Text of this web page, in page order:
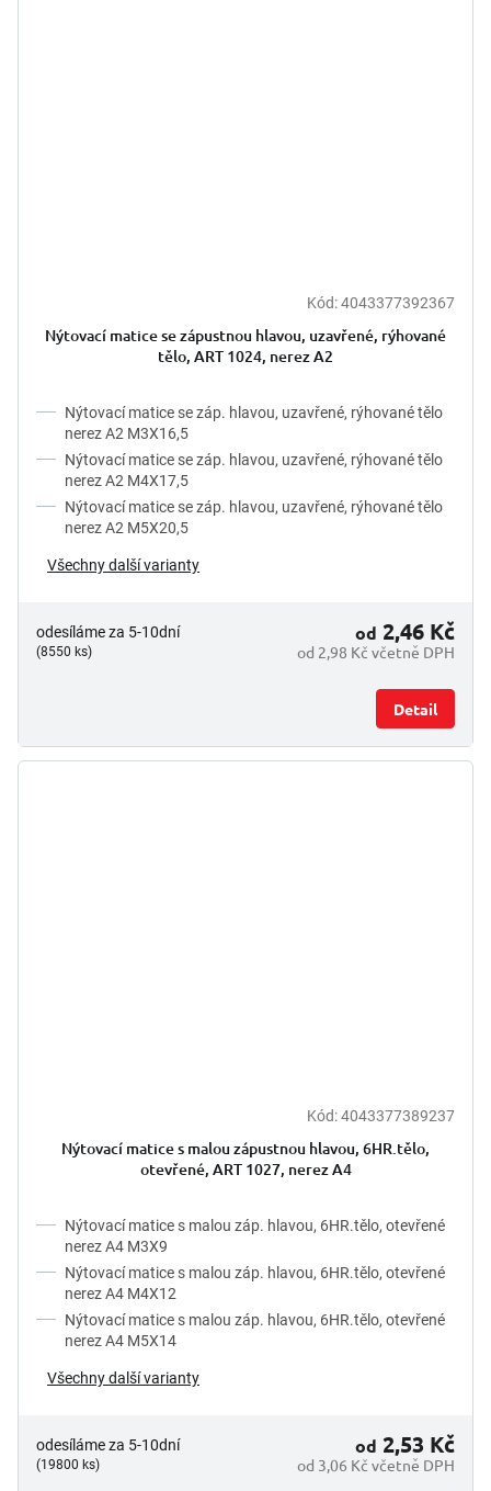
Kód:4043377392367
Nýtovací matice se zápustnou hlavou, uzavřené, rýhované
tělo, ART 1024, nerez A2
Nýtovací matice se záp. hlavou, uzavřené, rýhované tělo
nerez A2 M3X16,5
Nýtovací matice se záp. hlavou, uzavřené, rýhované tělo
nerez A2 M4X17,5
Nýtovací matice se záp. hlavou, uzavřené, rýhované tělo
nerez A2 M5X20,5
Všechny další varianty
odesíláme za 5-10dní
(8550 ks) od 2,98 Kč včetně DPH
od 2,46 Kč
Detail
Kód:4043377389237
Nýtovací matice s malou zápustnou hlavou, 6HR.tělo,
otevřené, ART 1027, nerez A4
Nýtovací matice s malou záp. hlavou, 6HR.tělo, otevřené
nerez A4 M3X9
Nýtovací matice s malou záp. hlavou, 6HR.tělo, otevřené
nerez A4 M4X12
Nýtovací matice s malou záp. hlavou, 6HR.tělo, otevřené
nerez A4 M5X14
Všechny další varianty
odesíláme za 5-10dní
(19800 ks) od 3,06 Kč včetně DPH
od 2,53 Kč